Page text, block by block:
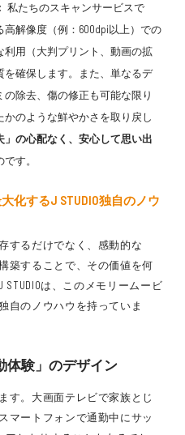
私たちのスキャンサービスで
解像度（例：600dpi以上）での
用（大判プリント、動画の拡
確保します。また、単なるデ
除去、傷の修正も可能な限り
のような鮮やかさを取り戻し
」の心配なく、安心して思い出
です。
化するJ STUDIO独自のノウ
するだけでなく、感動的な
築することで、その価値を何
は、このメモリームービ
自のノウハウを持っていま
体験」のデザイン
す。大画面テレビで家族とじ
マートフォンで通勤中にサッ